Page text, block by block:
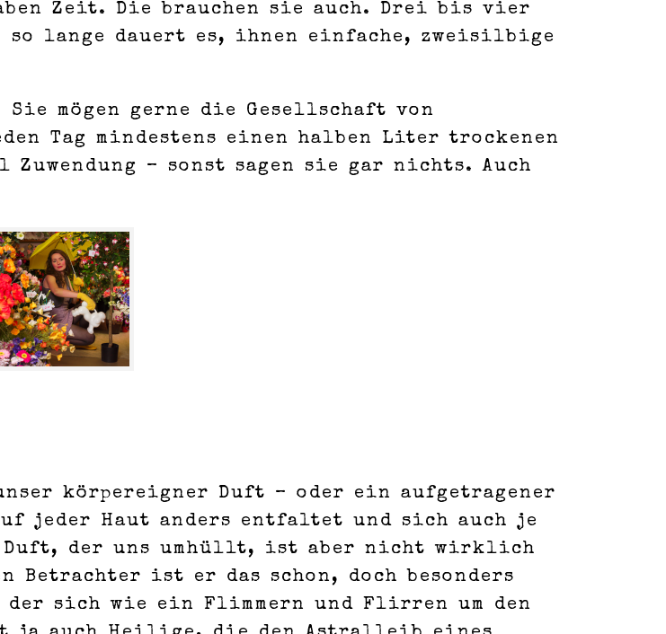
Zeit. Die brauchen sie auch. Drei bis vier
, so lange dauert es, ihnen einfache, zweisilbige
mögen gerne die Gesellschaft von
Tag mindestens einen halben Liter trockenen
– sonst sagen sie gar nichts. Auch
körpereigner Duft – oder ein aufgetragener
jeder Haut anders entfaltet und sich auch je
Duft, der uns umhüllt, ist aber nicht wirklich
Betrachter ist er das schon, doch besonders
der sich wie ein Flimmern und Flirren um den